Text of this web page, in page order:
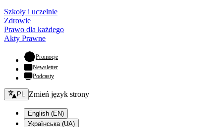
Szkoły i uczelnie
Zdrowie
Prawo dla każdego
Akty Prawne
Promocje- otwiera się w nowej karcie
Newsletter
Podcasty
Zmień język - bieżący:
PL Zmień język strony
English (EN)
Українська (UA)